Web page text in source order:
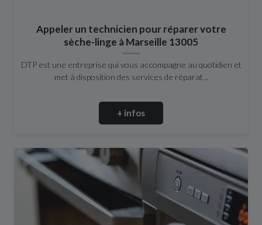
Appeler un technicien pour réparer votre
sèche-linge à Marseille 13005
DTP est une entreprise qui vous accompagne au quotidien et
met à disposition des services de réparat...
+ infos